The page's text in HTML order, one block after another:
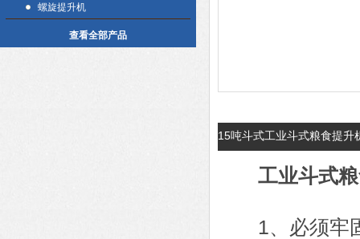
螺旋提升机
查看全部产品
15吨斗式工业斗式粮食提升
工业斗式
1、必须牢固